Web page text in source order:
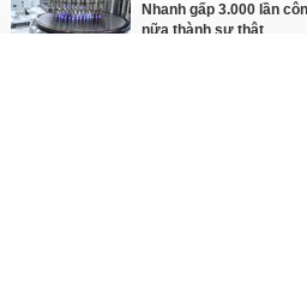
Nhanh gấp 3.000 lần
nữa thành sự thật